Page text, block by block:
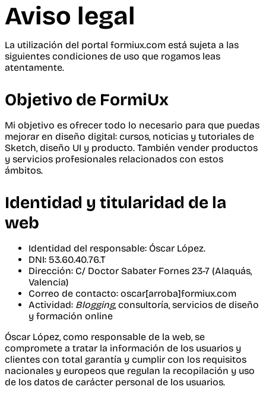
Aviso legal
La utilización del portal formiux.com está sujeta a las
siguientes condiciones de uso que rogamos leas
atentamente.
Objetivo de FormiUx
Mi objetivo es ofrecer todo lo necesario para que puedas
mejorar en diseño digital: cursos, noticias y tutoriales de
Sketch, diseño UI y producto. También vender productos
y servicios profesionales relacionados con estos
ámbitos.
Identidad y titularidad de la
web
Identidad del responsable: Óscar López.
DNI: 53.60.40.76.T
Dirección: C/ Doctor Sabater Fornes 23-7 (Alaquás,
Valencia)
Correo de contacto: oscar[arroba]formiux.com
Actividad: Blogging, consultoría, servicios de diseño
y formación online
Óscar López, como responsable de la web, se
compromete a tratar la información de los usuarios y
clientes con total garantía y cumplir con los requisitos
nacionales y europeos que regulan la recopilación y uso
de los datos de carácter personal de los usuarios.